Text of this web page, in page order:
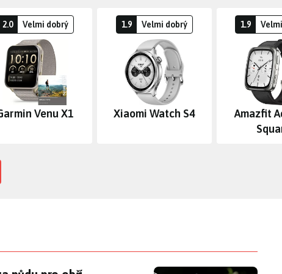
2.0 Velmi dobrý
Venu X1
1.9 Velmi dobrý
Xiaomi Watch S4
1.9
Amazfit